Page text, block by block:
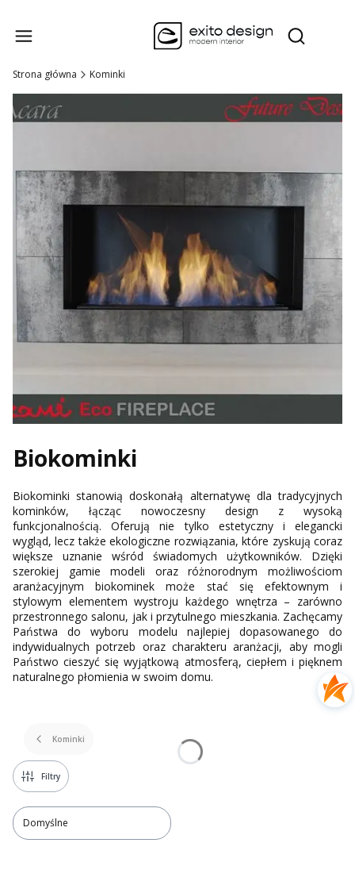
Otwórz
Strona główna Kominki
Biokominki
Biokominki stanowią doskonałą alternatywę dla tradycyjnych
kominków, łącząc nowoczesny design z wysoką
funkcjonalnością. Oferują nie tylko estetyczny i elegancki
wygląd, lecz także ekologiczne rozwiązania, które zyskują coraz
większe uznanie wśród świadomych użytkowników. Dzięki
szerokiej gamie modeli oraz różnorodnym możliwościom
aranżacyjnym biokominek może stać się efektownym i
stylowym elementem wystroju każdego wnętrza – zarówno
przestronnego salonu, jak i przytulnego mieszkania. Zachęcamy
Państwa do wyboru modelu najlepiej dopasowanego do
indywidualnych potrzeb oraz charakteru aranżacji, aby mogli
Państwo cieszyć się wyjątkową atmosferą, ciepłem i pięknem
naturalnego płomienia w swoim domu.
Kominki
Filtry
Domyślne